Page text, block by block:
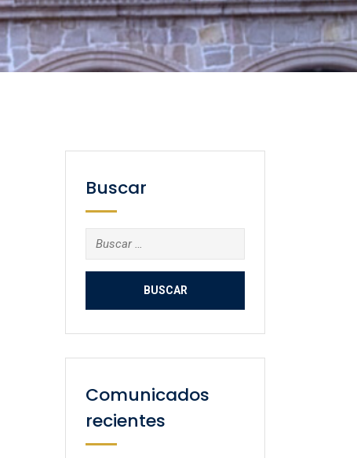
Buscar
Buscar:
Comunicados
recientes